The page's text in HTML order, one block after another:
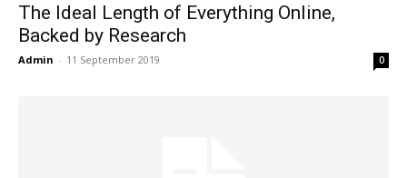
The Ideal Length of Everything Online,
Backed by Research
Admin - 11 September 2019 0